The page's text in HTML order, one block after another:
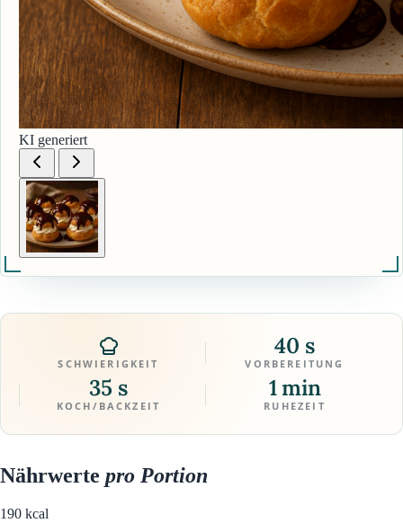
KI generiert
SCHWIERIGKEIT
40 s
VORBEREITUNG
35 s
KOCH/BACKZEIT
1 min
RUHEZEIT
Nährwerte pro Portion
190 kcal